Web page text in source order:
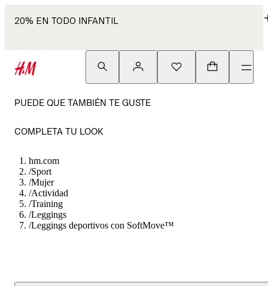
20% EN TODO INFANTIL
PUEDE QUE TAMBIÉN TE GUSTE
COMPLETA TU LOOK
hm.com
/Sport
/Mujer
/Actividad
/Training
/Leggings
/Leggings deportivos con SoftMove™